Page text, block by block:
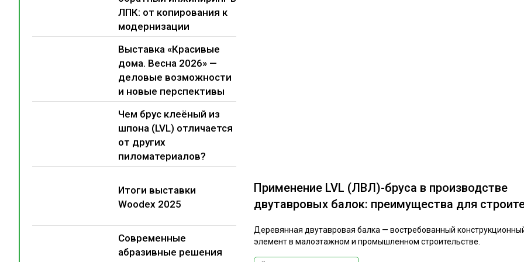
ЛПК: от копирования к
модернизации
Выставка «Красивые
дома. Весна 2026» —
деловые возможности
и новые перспективы
Чем брус клеёный из
шпона (LVL) отличается
от других
пиломатериалов?
Итоги выставки
Woodex 2025
Современные
абразивные решения
Применение LVL (ЛВЛ)-бруса в производстве
двутавровых балок: преимущества для
Деревянная двутавровая балка — востребованный
элемент в малоэтажном и промышленном строительстве.